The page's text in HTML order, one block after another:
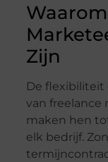
Zijn
De flexibiliteit
van freelance
maken hen
elk bedrijf.